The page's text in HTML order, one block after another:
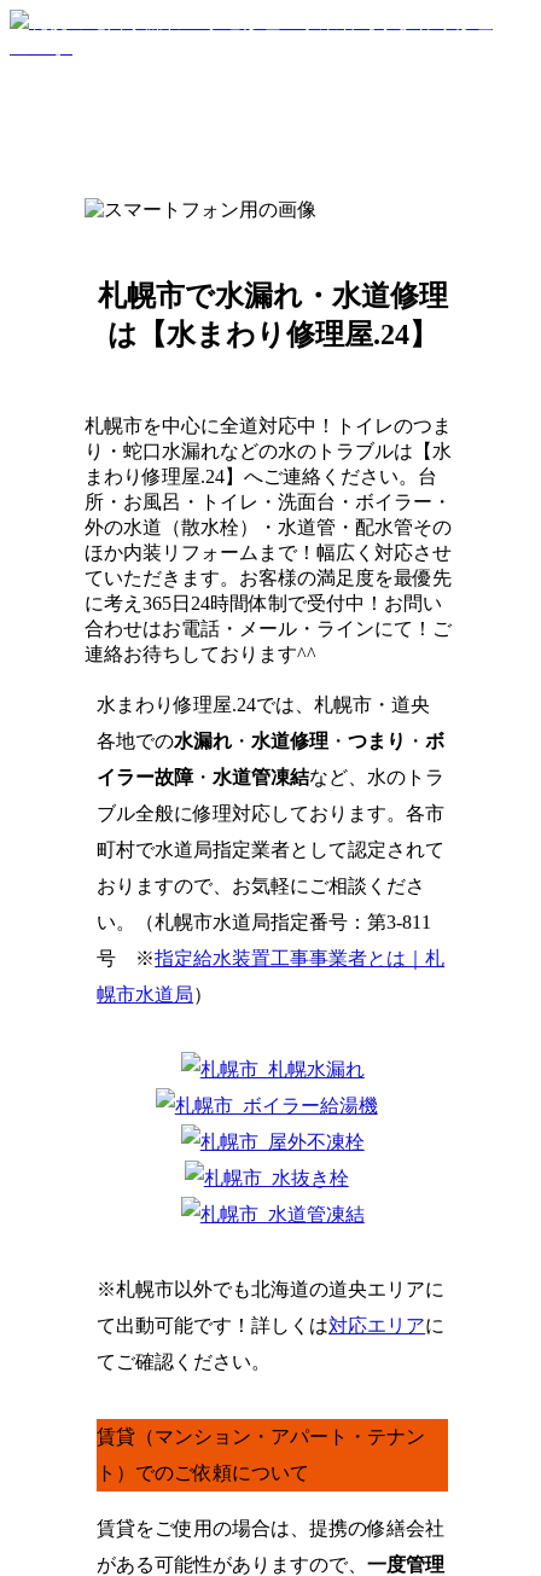
札幌市で水漏れ・水道修理
は【水まわり修理屋.24】
札幌市を中心に全道対応中！トイレのつま
り・蛇口水漏れなどの水のトラブルは【水
まわり修理屋.24】へご連絡ください。台
所・お風呂・トイレ・洗面台・ボイラー・
外の水道（散水栓）・水道管・配水管その
ほか内装リフォームまで！幅広く対応させ
ていただきます。お客様の満足度を最優先
に考え365日24時間体制で受付中！お問い
合わせはお電話・メール・ラインにて！ご
連絡お待ちしております^^
水まわり修理屋.24では、札幌市・道央
各地での水漏れ ・ 水道修理 ・つまり ・ボ
イラー故障・ 水道管凍結など、水のトラ
ブル全般に修理対応しております。各市
町村で水道局指定業者として認定されて
おりますので、お気軽にご相談くださ
い。（札幌市水道局指定番号：第3-811
号 ※指定給水装置工事事業者とは｜札
幌市水道局）
※札幌市以外でも北海道の道央エリアに
て出動可能です！詳しくは対応エリアに
てご確認ください。
賃貸（マンション・アパート・テナン
ト）でのご依頼について
賃貸をご使用の場合は、提携の修繕会社
がある可能性がありますので、一度管理